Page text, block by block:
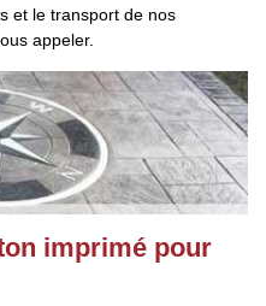
et le transport de nos
appeler.
imprimé pour